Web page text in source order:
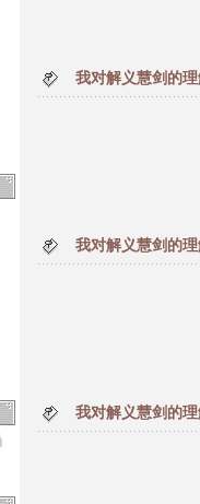
我对解义慧剑的
我对解义慧剑的
我对解义慧剑的